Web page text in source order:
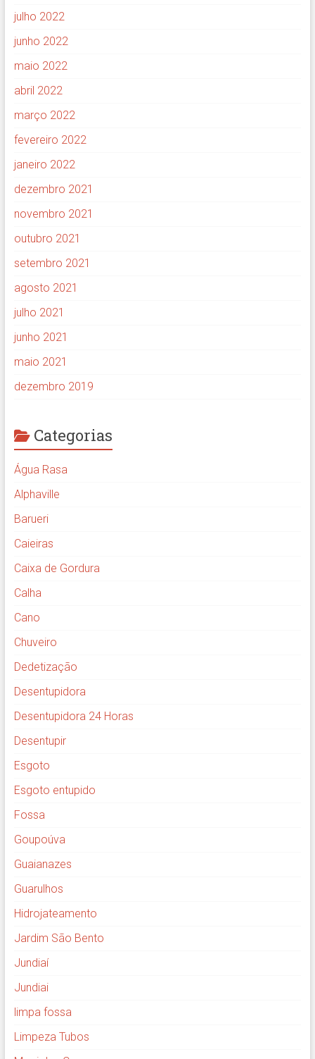
julho 2022
junho 2022
maio 2022
abril 2022
março 2022
fevereiro 2022
janeiro 2022
dezembro 2021
novembro 2021
outubro 2021
setembro 2021
agosto 2021
julho 2021
junho 2021
maio 2021
dezembro 2019
Categorias
Água Rasa
Alphaville
Barueri
Caieiras
Caixa de Gordura
Calha
Cano
Chuveiro
Dedetização
Desentupidora
Desentupidora 24 Horas
Desentupir
Esgoto
Esgoto entupido
Fossa
Goupoúva
Guaianazes
Guarulhos
Hidrojateamento
Jardim São Bento
Jundiaí
Jundiai
limpa fossa
Limpeza Tubos